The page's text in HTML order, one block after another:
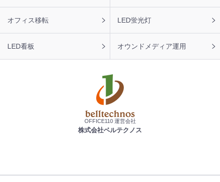
オフィス移転 LED蛍光灯
LED看板 オウンドメディア運用
OFFICE110 運営会社
株式会社ベルテクノス